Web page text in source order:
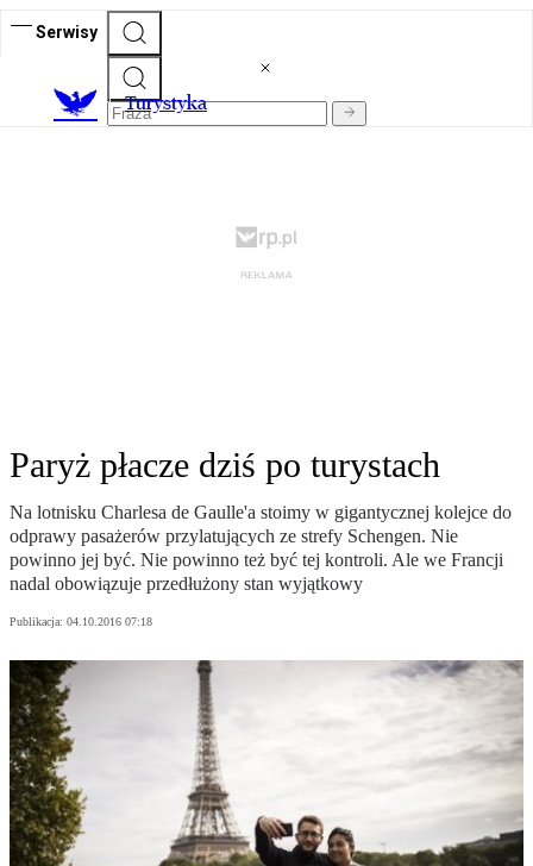
Serwisy
Turystyka
Paryż płacze dziś po turystach
Na lotnisku Charlesa de Gaulle'a stoimy w gigantycznej kolejce do
odprawy pasażerów przylatujących ze strefy Schengen. Nie
powinno jej być. Nie powinno też być tej kontroli. Ale we Francji
nadal obowiązuje przedłużony stan wyjątkowy
Publikacja: 04.10.2016 07:18